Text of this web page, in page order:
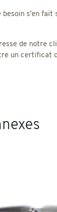
besoin s'en
de notre
un certificat